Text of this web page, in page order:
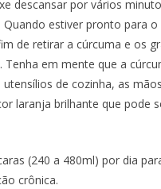
descansar por vários
estiver pronto para o
de retirar a cúrcuma e os
Tenha em mente que a
de cozinha, as
laranja brilhante que pode
(240 a 480ml) por dia
crônica.